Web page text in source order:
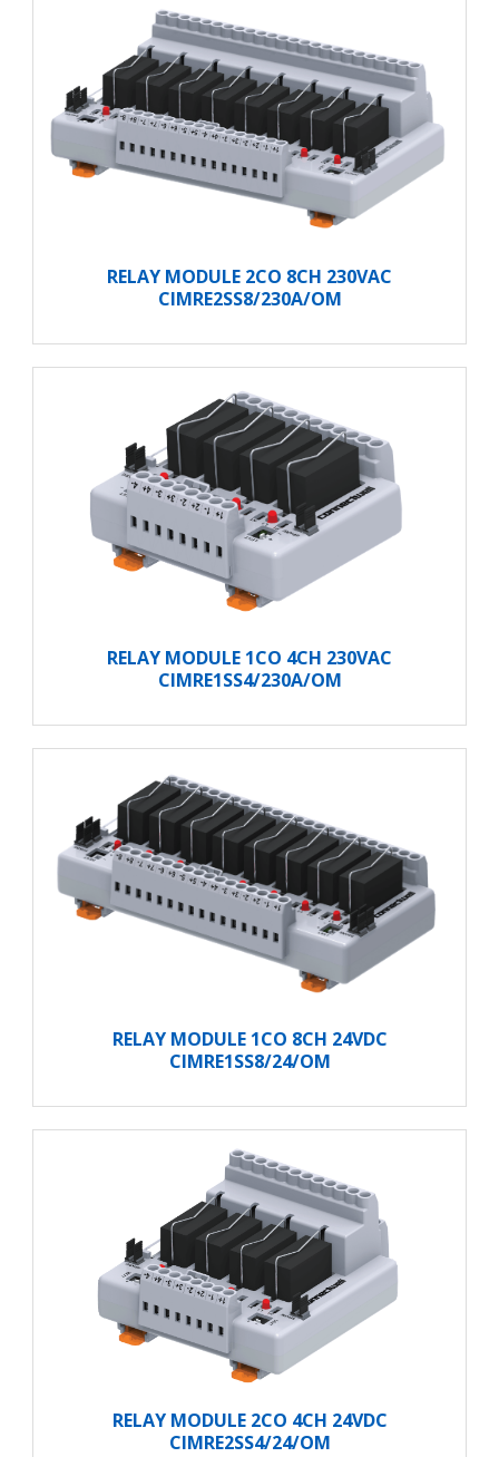
RELAY MODULE 2CO 8CH 230VAC
CIMRE2SS8/230A/OM
RELAY MODULE 1CO 4CH 230VAC
CIMRE1SS4/230A/OM
RELAY MODULE 1CO 8CH 24VDC
CIMRE1SS8/24/OM
RELAY MODULE 2CO 4CH 24VDC
CIMRE2SS4/24/OM